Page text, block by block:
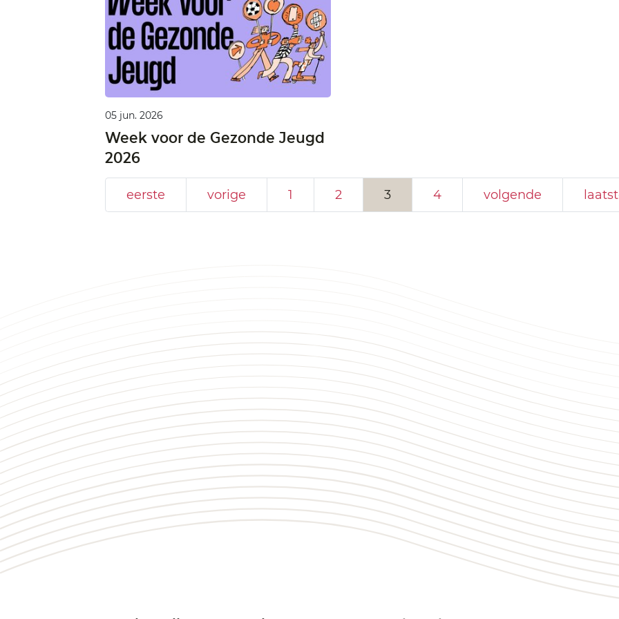
05 jun. 2026
Week voor de Gezonde Jeugd
2026
eerste vorige 1 2 3 4 volgende